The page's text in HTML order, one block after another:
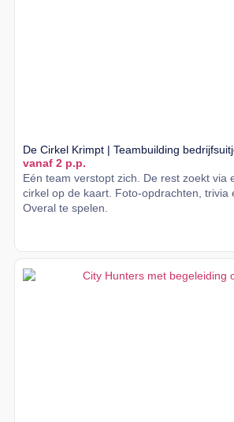
De Cirkel Krimpt | Teambuilding
vanaf 2 p.p.
Eén team verstopt zich. De rest zoekt via
cirkel op de kaart. Foto-opdrachten, trivia
Overal te spelen.